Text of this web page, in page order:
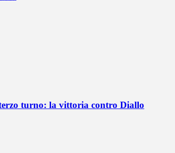
turno: la vittoria contro Diallo